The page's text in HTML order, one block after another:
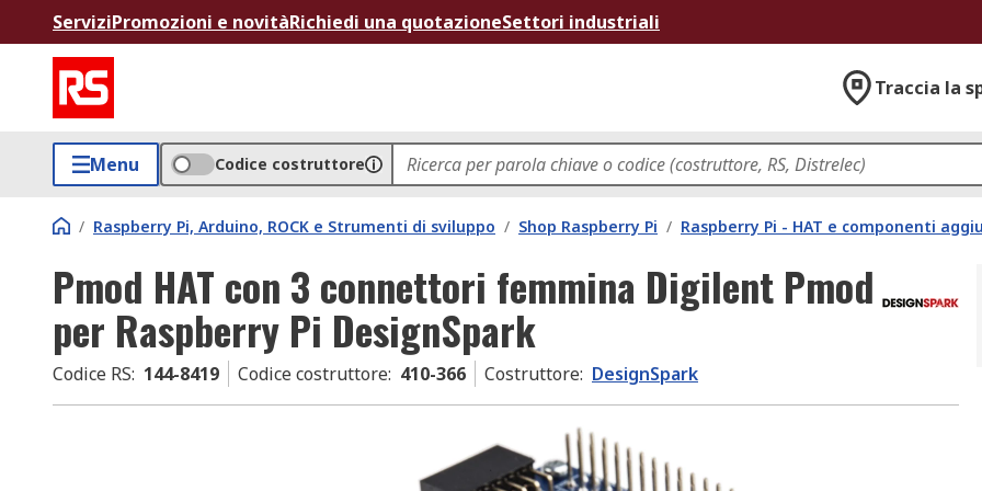
ServiziPromozioni e novitàRichiedi una quotazioneSettori industriali
Traccia la
Menu Codice costruttore
/ Raspberry Pi, Arduino, ROCK e Strumenti di sviluppo / Shop Raspberry Pi / Raspberry Pi - HAT e componenti
Pmod HAT con 3 connettori femmina Digilent Pmod
per Raspberry Pi DesignSpark
Codice RS: 144-8419 Codice costruttore: 410-366 Costruttore: DesignSpark